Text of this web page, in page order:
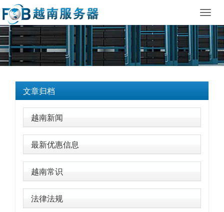
文章归档
越南新闻
最新优惠信息
越南常识
法律法规